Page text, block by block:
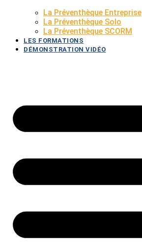
La Préventhèque Entreprise
La Préventhèque Solo
La Préventhèque SCORM
LES FORMATIONS
DÉMONSTRATION VIDÉO